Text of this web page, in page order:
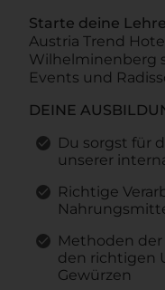
Starte deine
Austria Trend
Wilhelminenberg
Events und
DEINE
Du sorgst für
unserer
Richtige
Methoden
den richtigen
Gewürzen